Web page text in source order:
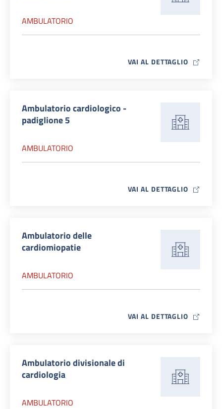
AMBULATORIO
VAI AL DETTAGLIO MAP ICON
Ambulatorio cardiologico -
padiglione 5
AMBULATORIO
VAI AL DETTAGLIO MAP ICON
Ambulatorio delle
cardiomiopatie
AMBULATORIO
VAI AL DETTAGLIO MAP ICON
Ambulatorio divisionale di
cardiologia
AMBULATORIO